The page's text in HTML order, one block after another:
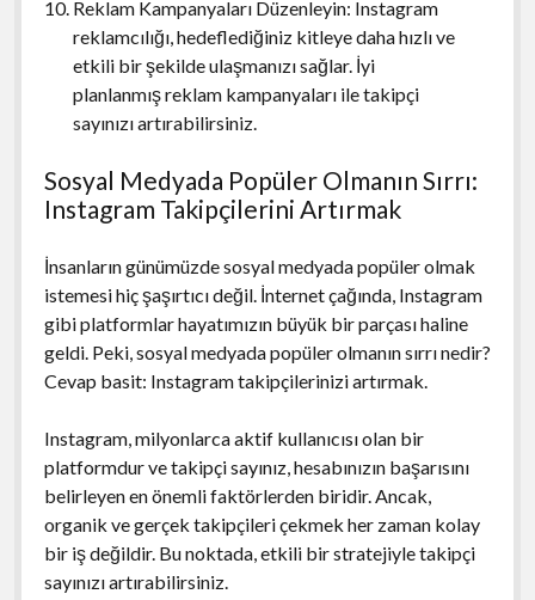
Reklam Kampanyaları Düzenleyin: Instagram
reklamcılığı, hedeflediğiniz kitleye daha hızlı ve
etkili bir şekilde ulaşmanızı sağlar. İyi
planlanmış reklam kampanyaları ile takipçi
sayınızı artırabilirsiniz.
Sosyal Medyada Popüler Olmanın Sırrı:
Instagram Takipçilerini Artırmak
İnsanların günümüzde sosyal medyada popüler olmak
istemesi hiç şaşırtıcı değil. İnternet çağında, Instagram
gibi platformlar hayatımızın büyük bir parçası haline
geldi. Peki, sosyal medyada popüler olmanın sırrı nedir?
Cevap basit: Instagram takipçilerinizi artırmak.
Instagram, milyonlarca aktif kullanıcısı olan bir
platformdur ve takipçi sayınız, hesabınızın başarısını
belirleyen en önemli faktörlerden biridir. Ancak,
organik ve gerçek takipçileri çekmek her zaman kolay
bir iş değildir. Bu noktada, etkili bir stratejiyle takipçi
sayınızı artırabilirsiniz.